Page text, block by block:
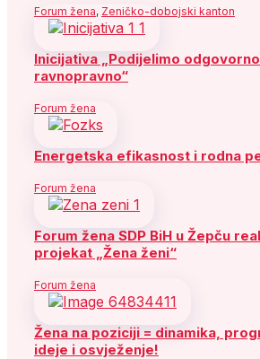
Forum žena, Zeničko-dobojski kanton
Inicijativa „Podijelimo
ravnopravno“
Forum žena
Energetska efikasnost i rodna
Forum žena
Forum žena SDP BiH u Žepču
projekat „Žena ženi“
Forum žena
Žena na poziciji = dinamika,
ideje i osvježenje!